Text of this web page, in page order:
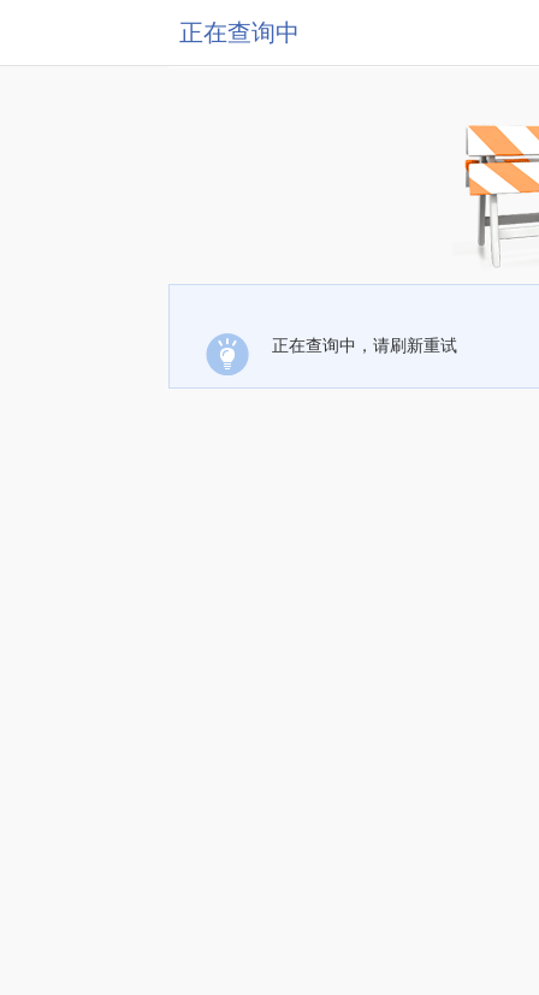
正在查询中
正在查询中，请刷新重试